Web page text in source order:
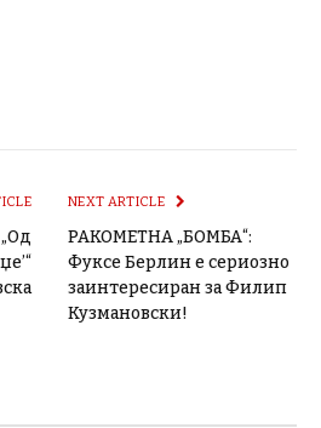
NEXT ARTICLE
РАКОМЕТНА „БОМБА“:
Фуксе Берлин е сериозно
заинтересиран за Филип
Кузмановски!